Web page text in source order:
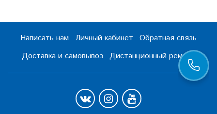
Написать нам Личный кабинет
Обратная связь
Доставка и самовывоз
Дистанционный ремонт